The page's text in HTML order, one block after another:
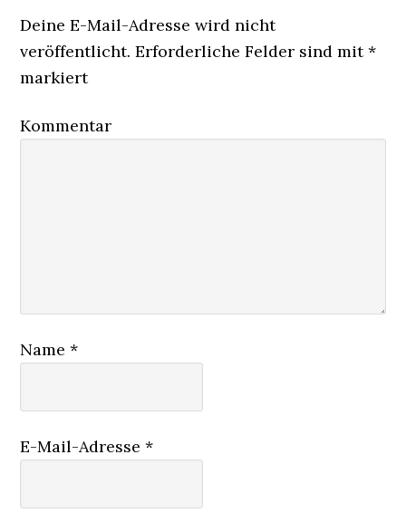
Deine E-Mail-Adresse wird nicht
veröffentlicht. Erforderliche Felder sind mit*
markiert
Kommentar
Name*
E-Mail-Adresse*